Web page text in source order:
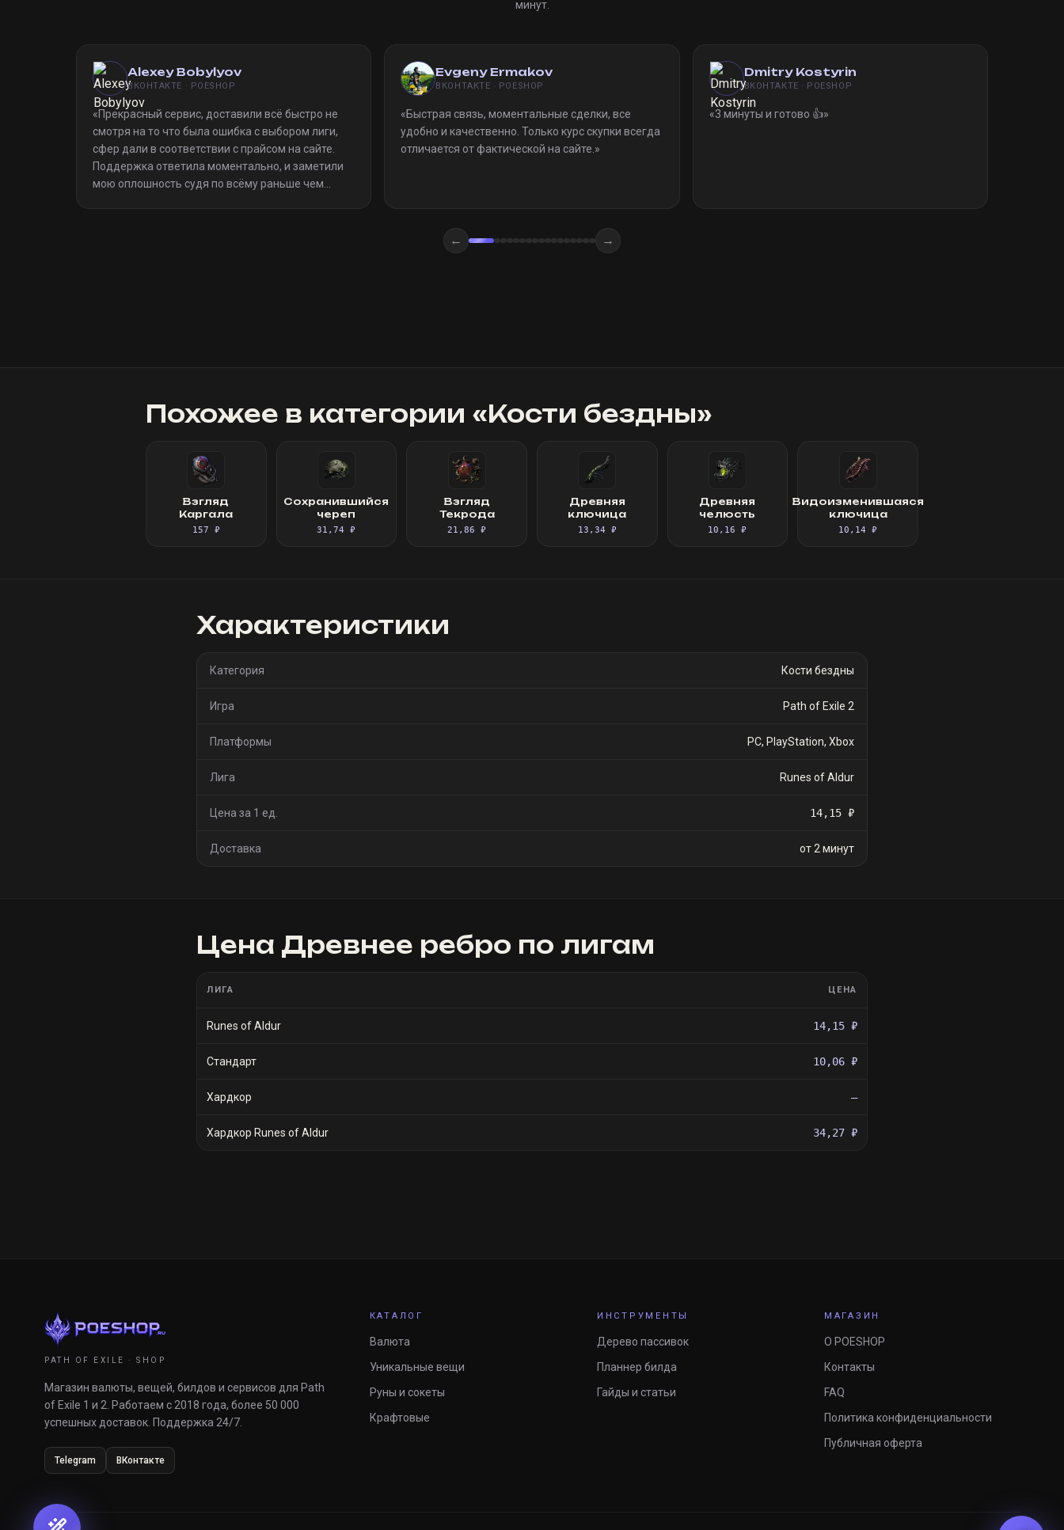
минут.
Alexey Bobylyov
ВКОНТАКТЕ · POESHOP
«Прекрасный сервис, доставили всё быстро не
смотря на то что была ошибка с выбором лиги,
сфер дали в соответствии с прайсом на сайте.
Поддержка ответила моментально, и заметили
мою оплошность судя по всёму раньше чем
Evgeny Ermakov
ВКОНТАКТЕ · POESHOP
«Быстрая связь, моментальные сделки, все
удобно и качественно. Только курс скупки всегда
отличается от фактической на сайте. »
Dmitry Kostyrin
ВКОНТАКТЕ · POESHOP
«3 минуты и готово 👍»
← →
Похожее в категории «Кости бездны»
Взгляд
Каргала
157 ₽
Сохранившийся
череп
31,74 ₽
Взгляд
Текрода
21,86 ₽
Древняя
ключица
13,34 ₽
Древняя
челюсть
10,16 ₽
Видоизменившаяся
ключица
10,14 ₽
Характеристики
Категория Кости бездны
Игра Path of Exile 2
Платформы PC, PlayStation, Xbox
Лига Runes of Aldur
Цена за 1 ед. 14,15 ₽
Доставка от 2 минут
Цена Древнее ребро по лигам
ЛИГА ЦЕНА
Runes of Aldur 14,15 ₽
Стандарт 10,06 ₽
Хардкор —
Хардкор Runes of Aldur 34,27 ₽
PATH OF EXILE · SHOP
Магазин валюты, вещей, билдов и сервисов для Path
of Exile 1 и 2. Работаем с 2018 года, более 50 000
успешных доставок. Поддержка 24/7.
Telegram ВКонтакте
КАТАЛОГ
Валюта
Уникальные вещи
Руны и сокеты
Крафтовые
ИНСТРУМЕНТЫ
Дерево пассивок
Планнер билда
Гайды и статьи
МАГАЗИН
О POESHOP
Контакты
FAQ
Политика конфиденциальности
Публичная оферта